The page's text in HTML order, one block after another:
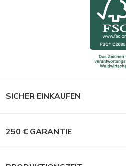
SICHER EINKAUFEN
250 € GARANTIE